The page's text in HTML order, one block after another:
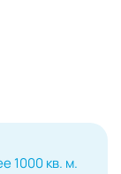
1000 кв. м.